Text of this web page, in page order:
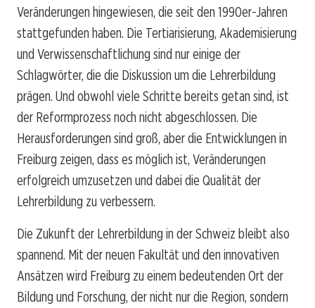
Veränderungen hingewiesen, die seit den 1990er-Jahren
stattgefunden haben. Die Tertiarisierung, Akademisierung
und Verwissenschaftlichung sind nur einige der
Schlagwörter, die die Diskussion um die Lehrerbildung
prägen. Und obwohl viele Schritte bereits getan sind, ist
der Reformprozess noch nicht abgeschlossen. Die
Herausforderungen sind groß, aber die Entwicklungen in
Freiburg zeigen, dass es möglich ist, Veränderungen
erfolgreich umzusetzen und dabei die Qualität der
Lehrerbildung zu verbessern.
Die Zukunft der Lehrerbildung in der Schweiz bleibt also
spannend. Mit der neuen Fakultät und den innovativen
Ansätzen wird Freiburg zu einem bedeutenden Ort der
Bildung und Forschung, der nicht nur die Region, sondern